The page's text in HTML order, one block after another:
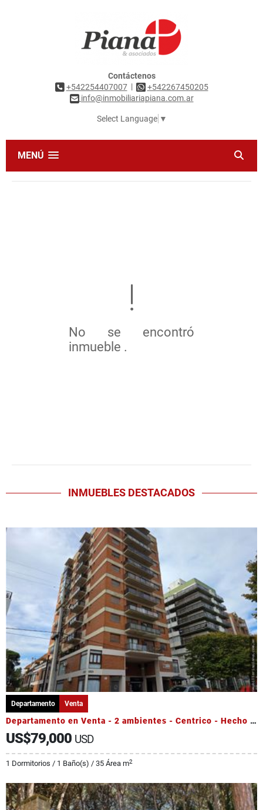
Contáctenos
+542254407007|
+542267450205
info@inmobiliariapiana.com.ar
Select Language ▼
MENÚ
No se encontró
inmueble .
INMUEBLES DESTACADOS
Departamento Venta
Departamento en Venta - 2 ambientes - Centrico - Hecho a Nuevo
US$79,000 USD
1 Dormitorios / 1 Baño(s) / 35 Área m2